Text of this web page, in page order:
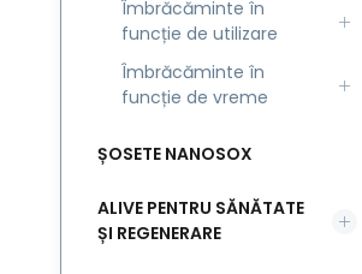
Îmbrăcăminte în
funcție de utilizare
Îmbrăcăminte în
funcție de vreme
ȘOSETE NANOSOX
ALIVE PENTRU SĂNĂTATE
ȘI REGENERARE